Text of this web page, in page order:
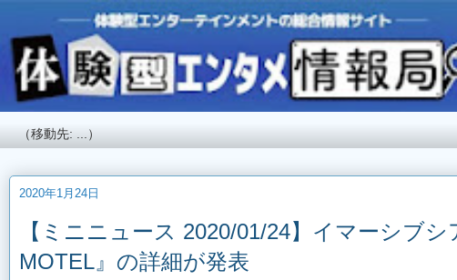
2020年1月24日
【ミニニュース 2020/01/24】イマーシブ
MOTEL』の詳細が発表